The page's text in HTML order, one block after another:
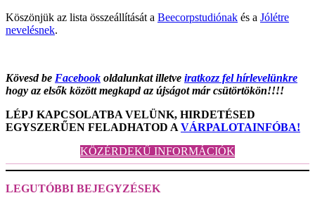
Köszönjük az lista összeállítását a Beecorpstudiónak és a Jólétre
nevelésnek.
Kövesd be Facebook oldalunkat illetve iratkozz fel hírlevelünkre
hogy az elsők között megkapd az újságot már csütörtökön!!!!
LÉPJ KAPCSOLATBA VELÜNK, HIRDETÉSED
EGYSZERŰEN FELADHATOD A VÁRPALOTAINFÓBA!
KÖZÉRDEKŰ INFORMÁCIÓK
LEGUTÓBBI BEJEGYZÉSEK